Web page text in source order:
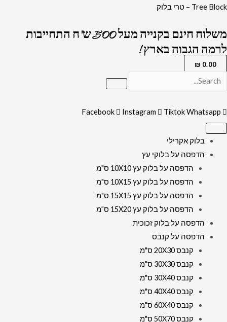
דילוג
Tree Block – טרי בלוק
משלוח חינם בקנייה מעל 500 ש"ח התחייבות
לרמה הגבוה בארץ !
0.00
₪
Facebook Instagram TiktokWhatsapp
בלוק אקרילי
הדפסה על בלוקי עץ
הדפסה על בלוק עץ 10X10 ס"מ
הדפסה על בלוק עץ 10X15 ס"מ
הדפסה על בלוק עץ 15X15 ס"מ
הדפסה על בלוק עץ 15X20 ס”מ
הדפסה על בלוק זכוכית
הדפסה על קנבס
קנבס 20X30 ס"מ
קנבס 30X30 ס"מ
קנבס 30X40 ס"מ
קנבס 40X40 ס"מ
קנבס 60X40 ס"מ
קנבס 50X70 ס"מ
כמות
635
-
ציור
הרבי
על
קנבס
זכוכית
מחוסמת